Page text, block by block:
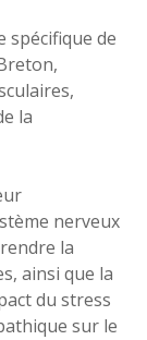
spécifique de
la
nerveux
la
ainsi que la
du stress
sur le